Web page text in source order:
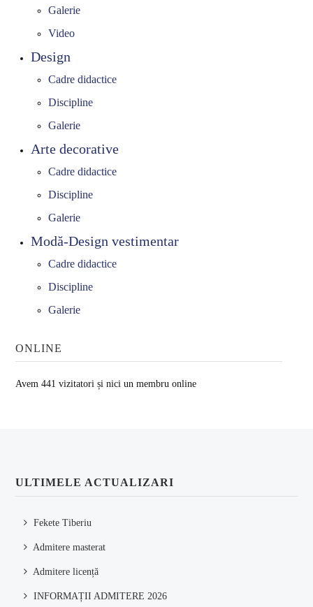
Finalizare studii
ADMITERE
Pregătiri admitere
MEDIA
Galerie
Video
Design
Cadre didactice
Discipline
Galerie
Arte decorative
Cadre didactice
Discipline
Galerie
Modă-Design vestimentar
Cadre didactice
Discipline
Galerie
ONLINE
Avem 441 vizitatori și nici un membru online
ULTIMELE ACTUALIZARI
Fekete Tiberiu
Admitere masterat
Admitere licență
INFORMAȚII ADMITERE 2026